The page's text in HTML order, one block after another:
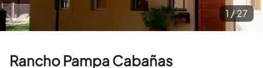
Rancho Pampa Cabañas
1 /27